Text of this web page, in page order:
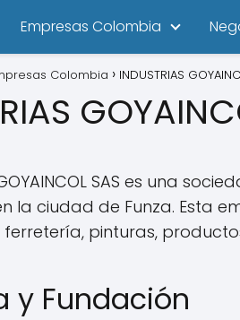
Empresas Colombia
Colombia INDUSTRIAS
GOYAINCOL SAS es una
la ciudad de Funza. Esta
pinturas,
y Fundación